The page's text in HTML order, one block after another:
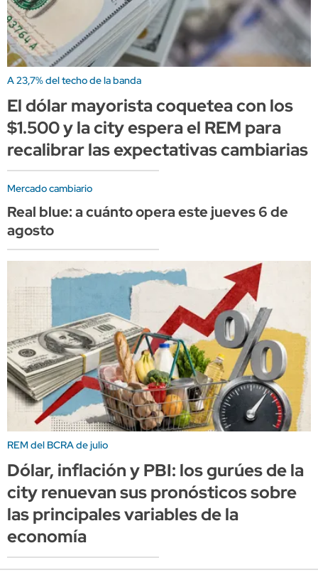
A 23,7% del techo de la banda
El dólar mayorista coquetea con los
$1.500 y la city espera el REM para
recalibrar las expectativas cambiarias
Mercado cambiario
Real blue: a cuánto opera este jueves 6 de
agosto
REM del BCRA de julio
Dólar, inflación y PBI: los gurúes de la
city renuevan sus pronósticos sobre
las principales variables de la
economía